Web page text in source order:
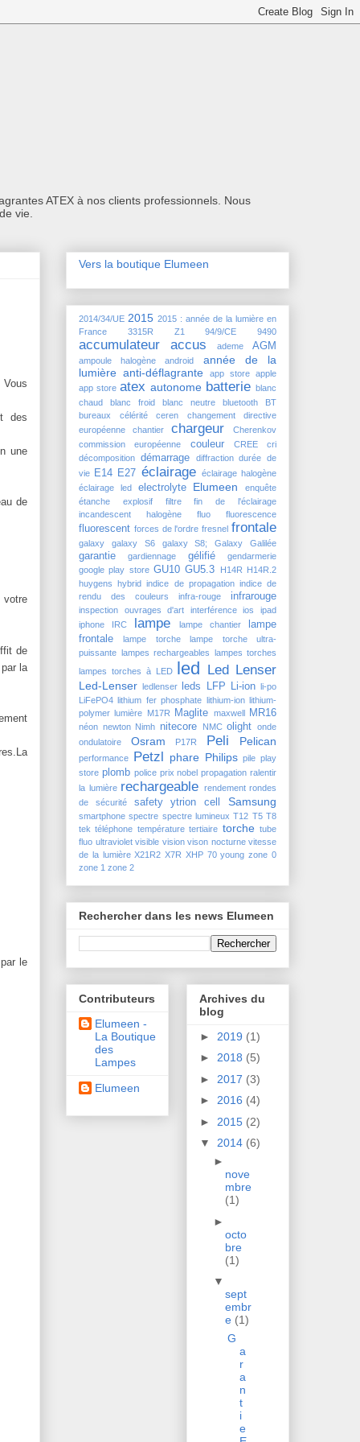
ATEX à nos clients professionnels. Nous
vie.
Vous
des
une
de
votre
de
la
La
le
Vers la boutique Elumeen
2014/34/UE 2015 2015 : année de la lumière en
France
3315R Z1 94/9/CE 9490
accumulateur accus ademe AGM
ampoule halogène android
année de la
lumière anti-déflagrante app store apple
app store atex autonome batterie blanc
chaud
blanc froid blanc neutre bluetooth
BT
bureaux
célérité ceren
changement directive
européenne
chantier chargeur
Cherenkov
commission européenne
couleur CREE
cri
décomposition démarrage diffraction durée de
vie E14 E27 éclairage
éclairage halogène
éclairage led
electrolyte Elumeen
enquête
étanche
explosif filtre
fin de l'éclairage
incandescent halogène
fluo fluorescence
fluorescent forces de l'ordre fresnel frontale
galaxy galaxy S6 galaxy S8; Galaxy Galilée
garantie gardiennage gélifié
gendarmerie
google play store GU10 GU5.3 H14R H14R.2
huygens hybrid indice de propagation indice de
rendu des couleurs
infra-rouge infrarouge
inspection ouvrages d'art interférence ios
ipad
iphone
IRC lampe lampe chantier
lampe
frontale
lampe torche
lampe torche ultra-
puissante lampes rechargeables lampes torches
lampes torches à LED led Led Lenser
Led-Lenser ledlenser leds LFP Li-ion li-po
LiFePO4 lithium fer phosphate lithium-ion lithium-
polymer lumière M17R Maglite maxwell MR16
néon newton Nimh nitecore NMC olight onde
ondulatoire
Osram P17R Peli Pelican
performance Petzl phare Philips pile play
store plomb police prix nobel propagation ralentir
la lumière rechargeable rendement rondes
de sécurité
safety ytrion cell Samsung
smartphone spectre spectre lumineux T12 T5 T8
tek téléphone température tertiaire torche tube
fluo ultraviolet visible vision vison nocturne vitesse
de la lumière X21R2 X7R XHP 70 young zone 0
zone 1 zone 2
Rechercher dans les news Elumeen
Contributeurs
Elumeen -
La Boutique
des
Lampes
Elumeen
Archives du
blog
► 2019 (1)
► 2018 (5)
► 2017 (3)
► 2016 (4)
► 2015 (2)
▼ 2014 (6)
►
nove
mbre
(1)
►
octo
bre
(1)
▼
sept
embr
e (1)
G
a
r
a
n
t
i
e